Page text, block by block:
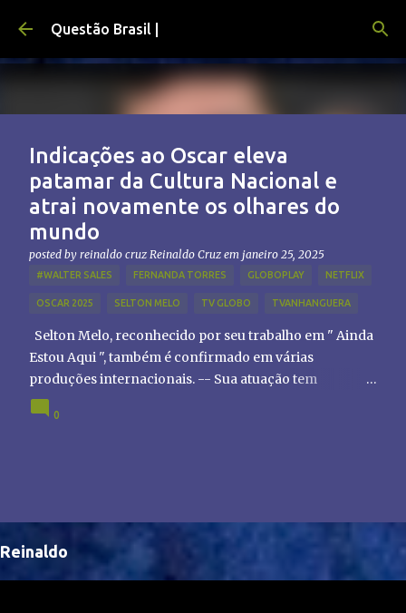
Pular para o conteúdo principal
Questão Brasil |
Indicações ao Oscar eleva
patamar da Cultura Nacional e
atrai novamente os olhares do
mundo
posted by reinaldo cruz Reinaldo Cruz em janeiro 25, 2025
#WALTER SALES FERNANDA TORRES GLOBOPLAY NETFLIX
OSCAR 2025 SELTON MELO TV GLOBO TVANHANGUERA
Selton Melo, reconhecido por seu trabalho em " Ainda
Estou Aqui ", também é confirmado em várias
produções internacionais. -- Sua atuação tem
chamado atenção de diretores e produtores fora do
Brasil, abrindo portas para novas oportunidades no
0
Reinaldo